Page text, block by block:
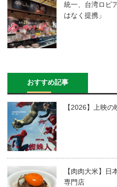
統一、台湾ロピ
はなく提携」
おすすめ記事
【2026】上映の
【肉肉大米】日
専門店